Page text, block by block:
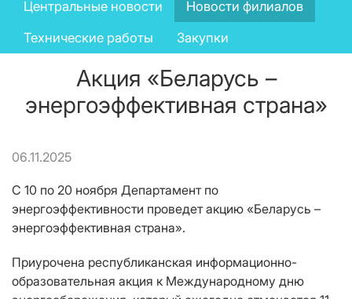
menu
Центральные новости
Новости филиалов
Технические работы
Закупки
Акция «Беларусь –
энергоэффективная страна»
06.11.2025
С 10 по 20 ноября Департамент по
энергоэффективности проведет акцию «Беларусь –
энергоэффективная страна».
Приурочена республиканская информационно-
образовательная акция к Международному дню